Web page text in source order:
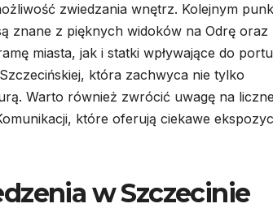
zwiedzania wnętrz. Kolejnym
znane z pięknych widoków na Odrę oraz
miasta, jak i statki wpływające do
która zachwyca nie tylko
Warto również zwrócić uwagę na liczne
które oferują ciekawe
w Szczecinie